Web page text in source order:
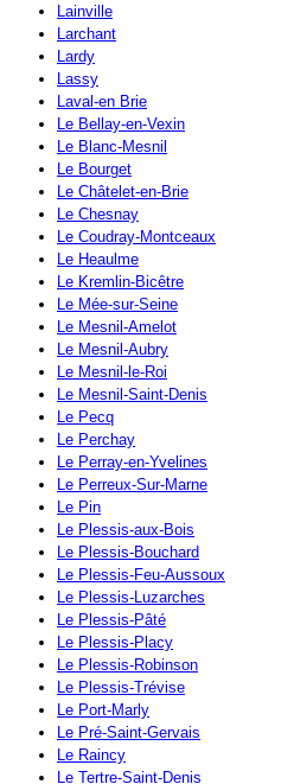
Lainville
Larchant
Lardy
Lassy
Laval-en Brie
Le Bellay-en-Vexin
Le Blanc-Mesnil
Le Bourget
Le Châtelet-en-Brie
Le Chesnay
Le Coudray-Montceaux
Le Heaulme
Le Kremlin-Bicêtre
Le Mée-sur-Seine
Le Mesnil-Amelot
Le Mesnil-Aubry
Le Mesnil-le-Roi
Le Mesnil-Saint-Denis
Le Pecq
Le Perchay
Le Perray-en-Yvelines
Le Perreux-Sur-Marne
Le Pin
Le Plessis-aux-Bois
Le Plessis-Bouchard
Le Plessis-Feu-Aussoux
Le Plessis-Luzarches
Le Plessis-Pâté
Le Plessis-Placy
Le Plessis-Robinson
Le Plessis-Trévise
Le Port-Marly
Le Pré-Saint-Gervais
Le Raincy
Le Tertre-Saint-Denis